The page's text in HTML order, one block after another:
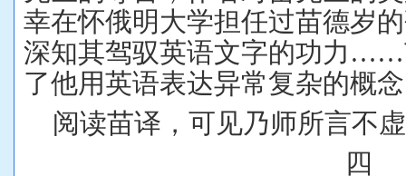
幸在怀俄明大学担任过苗德岁
深知其驾驭英语文字的功力
了他用英语表达异常复杂的概
阅读苗译，可见乃师所言不
四